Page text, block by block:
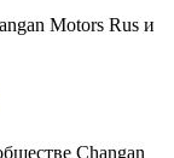
Motors Rus и
Changan